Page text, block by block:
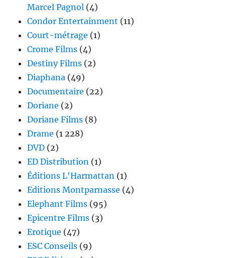
Marcel Pagnol (4)
Condor Entertainment (11)
Court-métrage (1)
Crome Films (4)
Destiny Films (2)
Diaphana (49)
Documentaire (22)
Doriane (2)
Doriane Films (8)
Drame (1 228)
DVD (2)
ED Distribution (1)
Éditions L'Harmattan (1)
Editions Montparnasse (4)
Elephant Films (95)
Epicentre Films (3)
Erotique (47)
ESC Conseils (9)